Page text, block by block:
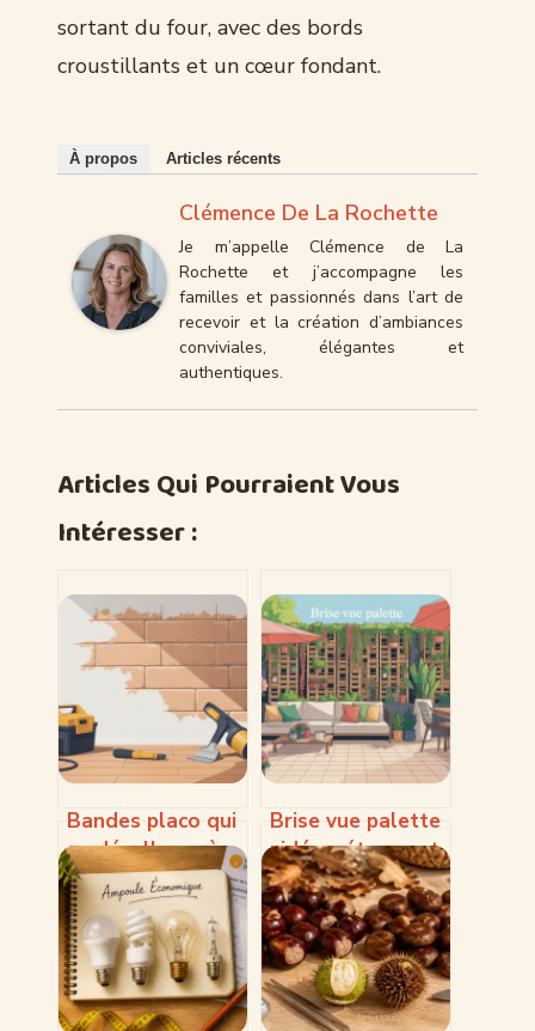
sortant du four, avec des bords
croustillants et un cœur fondant.
À propos Articles récents
Clémence De La Rochette
Je m’appelle Clémence de La
Rochette et j’accompagne les
familles et passionnés dans l’art de
recevoir et la création d’ambiances
conviviales, élégantes et
authentiques.
Articles Qui Pourraient Vous
Intéresser :
Bandes placo qui
se décolle après
peinture : causes,
solutions et
prévention
Brise vue palette
: idées, étapes et
conseils pour un
résultat durable